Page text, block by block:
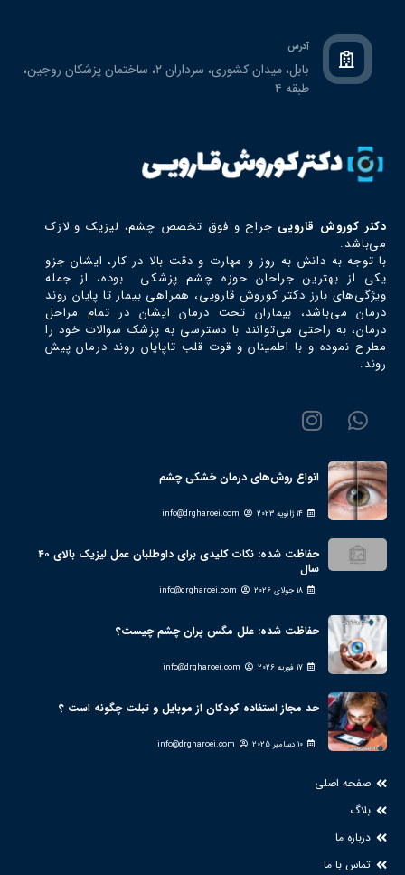
آدرس
بابل، ميدان كشوري، سرداران ٢، ساختمان پزشكان روجين،
طبقه ٤
دکتر كوروش قارويي جراح و فوق تخصص چشم، ليزيك و لازك
می‌باشد.
با توجه به دانش به روز و مهارت و دقت بالا در کار، ایشان جزو
یکی از بهترین جراحان حوزه چشم پزشکی بوده، از جمله
ویژگی‌های بارز دکتر كوروش قارويي، همراهی بیمار تا پایان روند
درمان می‌باشد، بیماران تحت درمان ایشان در تمام مراحل
درمان، به راحتی می‌توانند با دسترسی به پزشک سوالات خود را
مطرح نموده و با اطمینان و قوت قلب تاپایان روند درمان پیش
روند.
انواع روش‌های درمان خشکی چشم
14 ژانویه 2023 info@drgharoei.com
حفاظت شده: نکات کلیدی برای داوطلبان عمل لیزیک بالای ۴۰
سال
18 جولای 2026 info@drgharoei.com
حفاظت شده: علل مگس پران چشم چیست؟
17 فوریه 2026 info@drgharoei.com
حد مجاز استفاده کودکان از موبایل و تبلت چگونه است ؟
10 دسامبر 2025 info@drgharoei.com
صفحه اصلی
بلاگ
درباره ما
تماس با ما